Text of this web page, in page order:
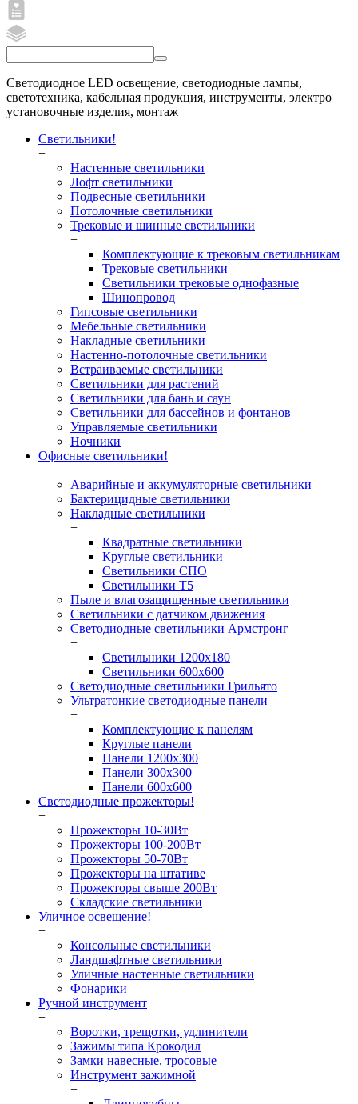
Светодиодное LED освещение, светодиодные лампы,
светотехника, кабельная продукция, инструменты, электро
установочные изделия, монтаж
Светильники!
+
Настенные светильники
Лофт светильники
Подвесные светильники
Потолочные светильники
Трековые и шинные светильники
+
Комплектующие к трековым светильникам
Трековые светильники
Светильники трековые однофазные
Шинопровод
Гипсовые светильники
Мебельные светильники
Накладные светильники
Настенно-потолочные светильники
Встраиваемые светильники
Светильники для растений
Светильники для бань и саун
Светильники для бассейнов и фонтанов
Управляемые светильники
Ночники
Офисные светильники!
+
Аварийные и аккумуляторные светильники
Бактерицидные светильники
Накладные светильники
+
Квадратные светильники
Круглые светильники
Светильники СПО
Светильники Т5
Пыле и влагозащищенные светильники
Светильники с датчиком движения
Светодиодные светильники Армстронг
+
Светильники 1200х180
Светильники 600х600
Светодиодные светильники Грильято
Ультратонкие светодиодные панели
+
Комплектующие к панелям
Круглые панели
Панели 1200х300
Панели 300х300
Панели 600х600
Светодиодные прожекторы!
+
Прожекторы 10-30Вт
Прожекторы 100-200Вт
Прожекторы 50-70Вт
Прожекторы на штативе
Прожекторы свыше 200Вт
Складские светильники
Уличное освещение!
+
Консольные светильники
Ландшафтные светильники
Уличные настенные светильники
Фонарики
Ручной инструмент
+
Воротки, трещотки, удлинители
Зажимы типа Крокодил
Замки навесные, тросовые
Инструмент зажимной
+